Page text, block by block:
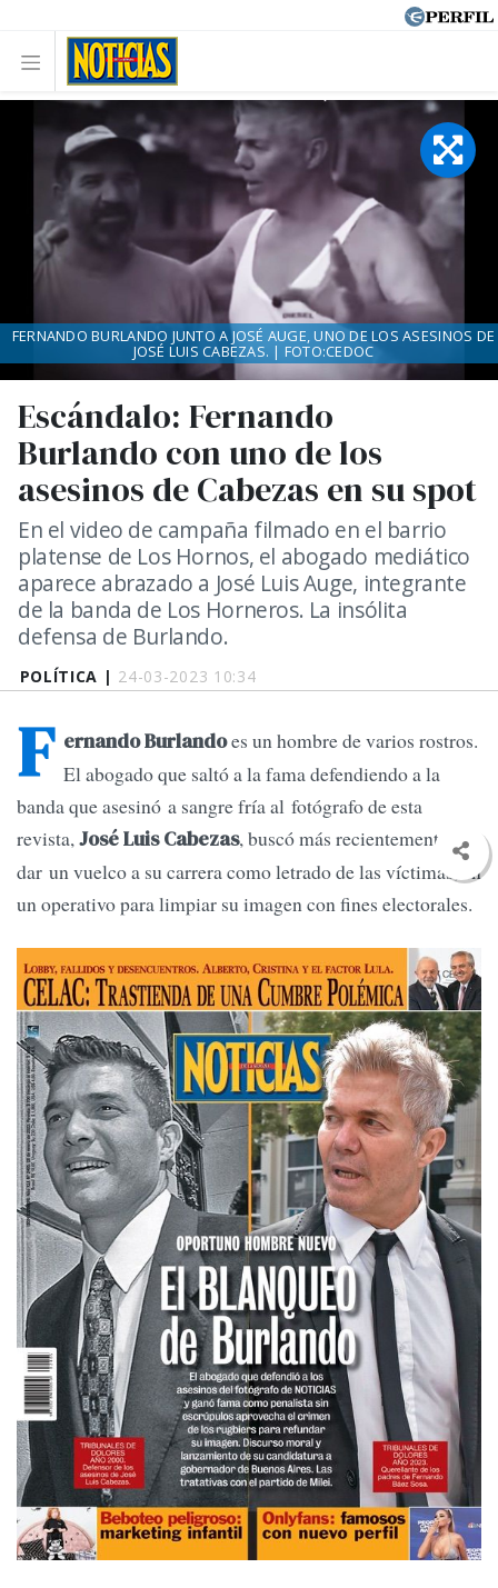
POLÍTICA | 24-03-2023 10:34
Escándalo: Fernando
Burlando con uno de los
asesinos de Cabezas en su spot
En el video de campaña filmado en el barrio
platense de Los Hornos, el abogado mediático
aparece abrazado a José Luis Auge, integrante
de la banda de Los Horneros. La insólita
defensa de Burlando.
FERNANDO BURLANDO JUNTO A JOSÉ AUGE, UNO DE LOS ASESINOS DE
JOSÉ LUIS CABEZAS. | FOTO:CEDOC
F ernando Burlandoes un hombre de varios rostros.
El abogado que saltó a la fama defendiendo a la
banda que asesinó a sangre fría al fotógrafo de esta
revista,José Luis Cabezas, buscó más recientemente
dar un vuelco a su carrera como letrado de las víctimas, en
un operativo para limpiar su imagen con fines electorales.